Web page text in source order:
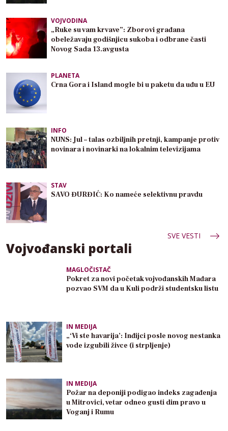
VOJVODINA
„Ruke su vam krvave”: Zborovi građana
obeležavaju godišnjicu sukoba i odbrane časti
Novog Sada 13.avgusta
PLANETA
Crna Gora i Island mogle bi u paketu da uđu u EU
INFO
NUNS: Jul – talas ozbiljnih pretnji, kampanje protiv
novinara i novinarki na lokalnim televizijama
STAV
SAVO ĐURĐIĆ: Ko nameće selektivnu pravdu
SVE VESTI
Vojvođanski portali
MAGLOČISTAČ
Pokret za novi početak vojvođanskih Mađara
pozvao SVM da u Kuli podrži studentsku listu
IN MEDIJA
„‘Vi ste havarija’: Inđijci posle novog nestanka
vode izgubili živce (i strpljenje)
IN MEDIJA
Požar na deponiji podigao indeks zagađenja
u Mitrovici, vetar odneo gusti dim pravo u
Voganj i Rumu